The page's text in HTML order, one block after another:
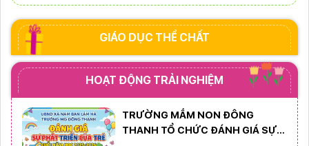
GIÁO DỤC THỂ CHẤT
HOẠT ĐỘNG TRẢI NGHIỆM
TRƯỜNG MẦM NON ĐÔNG
THANH TỔ CHỨC ĐÁNH GIÁ SỰ